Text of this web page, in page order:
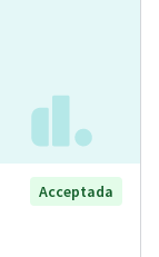
Acceptada